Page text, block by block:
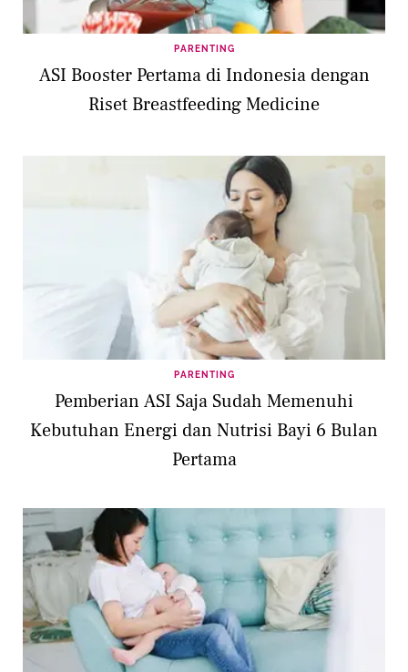
PARENTING
ASI Booster Pertama di Indonesia dengan
Riset Breastfeeding Medicine
PARENTING
Pemberian ASI Saja Sudah Memenuhi
Kebutuhan Energi dan Nutrisi Bayi 6 Bulan
Pertama